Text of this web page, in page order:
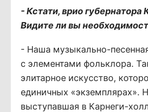
- Кстати, врио
Видите ли вы
- Наша музыкально-
с элементами фольклора.
элитарное искусство,
единичных «экземплярах».
выступавшая в Карнеги-